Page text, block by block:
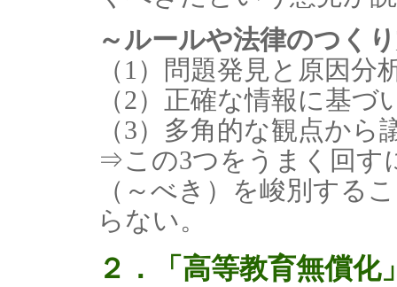
～ルールや法律のつく
（1）問題発見と原因分
（2）正確な情報に基
（3）多角的な観点から
⇒この3つをうまく回す
（～べき）を峻別する
らない。
２．「高等教育無償